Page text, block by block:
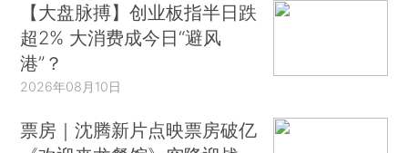
【大盘脉搏】创业板指半日跌
超2% 大消费成今日“避风
港”？
2026年08月10日
票房｜沈腾新片点映票房破亿